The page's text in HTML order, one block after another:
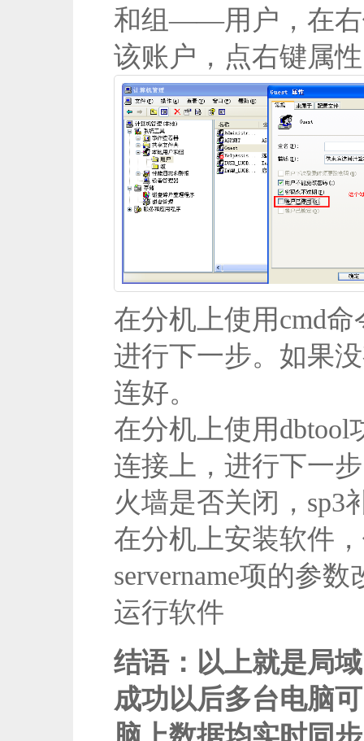
和组——用户，在右
该账户，点右键属性
在分机上使用cmd
进行下一步。如果
连好。
在分机上使用dbtool
连接上，进行下一
火墙是否关闭，sp3
在分机上安装软件
servername项的参
运行软件
结语：以上就是局
成功以后多台电脑